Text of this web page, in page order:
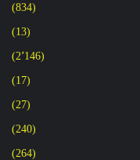
(834)
(13)
(2٬146)
(17)
(27)
(240)
(264)